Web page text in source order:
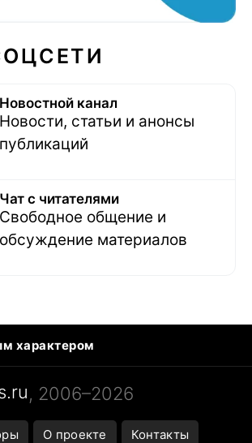
Новостной канал
Новости, статьи и анонсы
публикаций
Чат с читателями
Свободное общение и
обсуждение материалов
характером
кровать
Тунцы в океанариуме
России
войне
Maps
, 2006–2026
О проекте Контакты